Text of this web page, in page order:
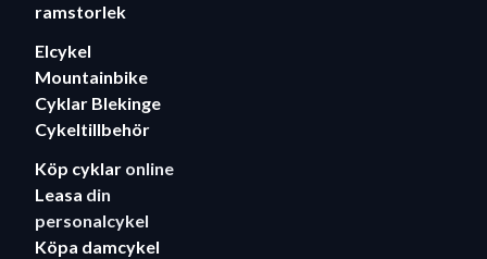
ramstorlek
Elcykel
Mountainbike
Cyklar Blekinge
Cykeltillbehör
Köp cyklar online
Leasa din
personalcykel
Köpa damcykel